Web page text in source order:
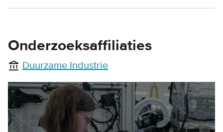
Onderzoeksaffiliaties
account_balance Duurzame Industrie